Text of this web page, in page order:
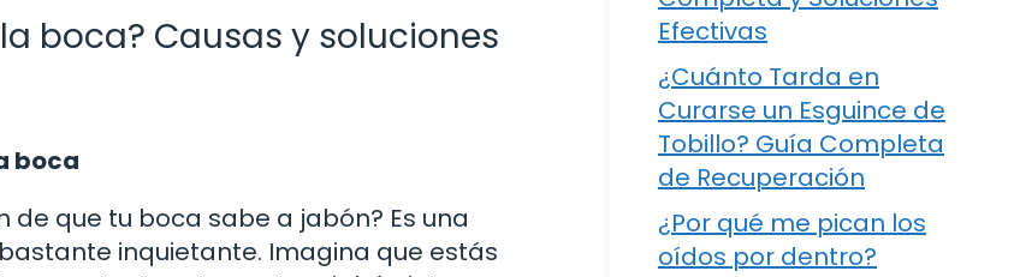
boca? Causas y soluciones
boca
que tu boca sabe a jabón? Es una
inquietante. Imagina que estás
Efectivas
¿Cuánto Tarda en
Curarse un Esguince de
Tobillo? Guía Completa
de Recuperación
¿Por qué me pican los
oídos por dentro?